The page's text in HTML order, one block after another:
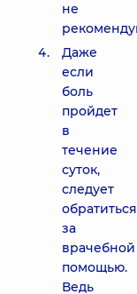
не
Даже
если
боль
пройдет
в
течение
суток,
следует
обратиться
за
врачебной
помощью.
Ведь